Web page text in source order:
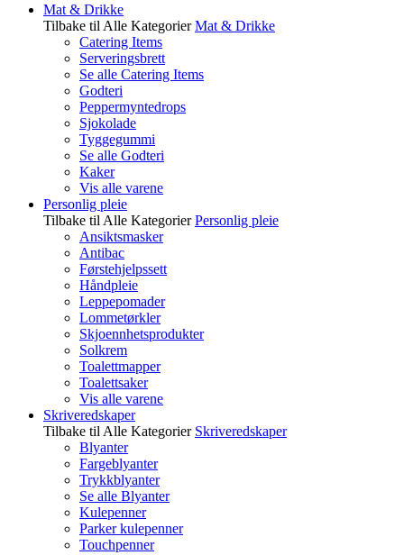
Mat & Drikke
Tilbake til Alle Kategorier Mat & Drikke
Catering Items
Serveringsbrett
Se alle Catering Items
Godteri
Peppermyntedrops
Sjokolade
Tyggegummi
Se alle Godteri
Kaker
Vis alle varene
Personlig pleie
Tilbake til Alle Kategorier Personlig pleie
Ansiktsmasker
Antibac
Førstehjelpssett
Håndpleie
Leppepomader
Lommetørkler
Skjoennhetsprodukter
Solkrem
Toalettmapper
Toalettsaker
Vis alle varene
Skriveredskaper
Tilbake til Alle Kategorier Skriveredskaper
Blyanter
Fargeblyanter
Trykkblyanter
Se alle Blyanter
Kulepenner
Parker kulepenner
Touchpenner